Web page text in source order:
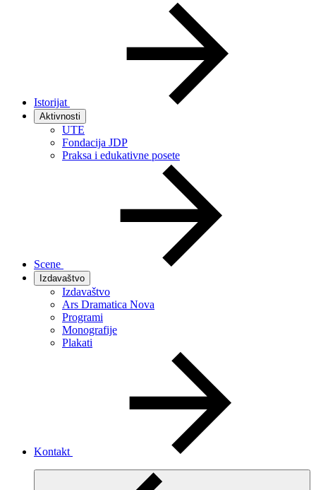
Istorijat
Aktivnosti
UTE
Fondacija JDP
Praksa i edukativne posete
Scene
Izdavaštvo
Izdavaštvo
Ars Dramatica Nova
Programi
Monografije
Plakati
Kontakt